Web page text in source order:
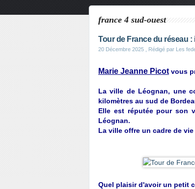
france 4 sud-ouest
Tour de France du réseau
20 Décembre 2025 , Rédigé par Les
Marie Jeanne Picot vous
La ville de Léognan, une
kilomètres au sud de
Elle est réputée pour son
Léognan.
La ville offre un cadre de
Quel plaisir d'avoir un petit